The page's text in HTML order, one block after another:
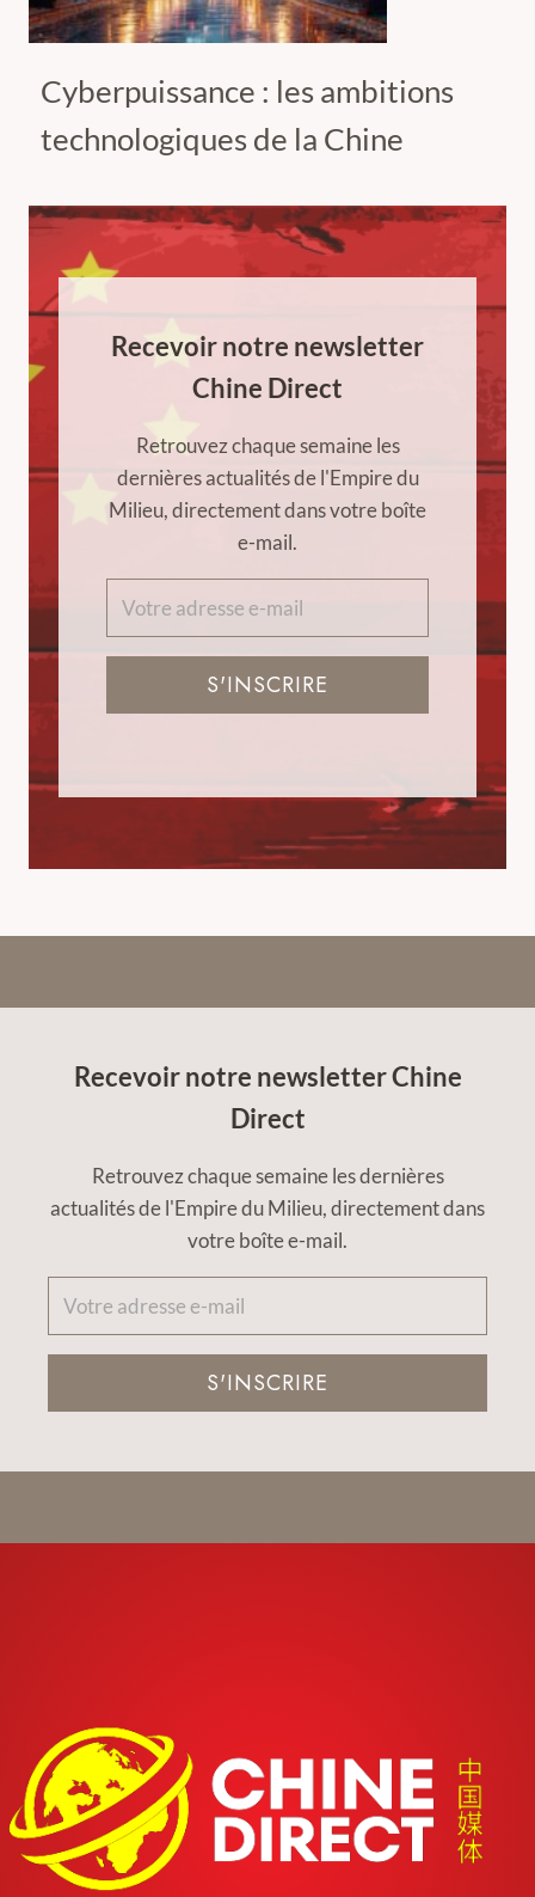
Cyberpuissance : les ambitions
technologiques de la Chine
Recevoir notre newsletter
Chine Direct
Retrouvez chaque semaine les
dernières actualités de l'Empire du
Milieu, directement dans votre boîte
e-mail.
S'INSCRIRE
Recevoir notre newsletter Chine
Direct
Retrouvez chaque semaine les dernières
actualités de l'Empire du Milieu, directement dans
votre boîte e-mail.
S'INSCRIRE